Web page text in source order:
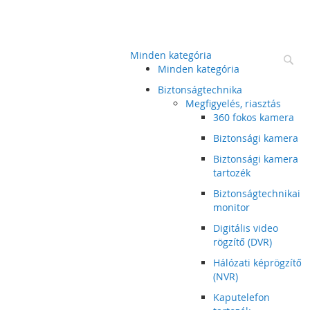
Minden kategória
Minden kategória
Biztonságtechnika
Megfigyelés, riasztás
360 fokos kamera
Biztonsági kamera
Biztonsági kamera
tartozék
Biztonságtechnikai
monitor
Digitális video
rögzítő (DVR)
Hálózati képrögzítő
(NVR)
Kaputelefon